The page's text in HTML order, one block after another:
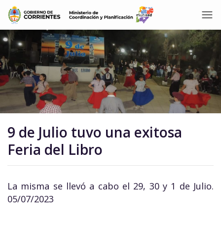
9 de Julio tuvo una exitosa
Feria del Libro
La misma se llevó a cabo el 29, 30 y 1 de Julio.
05/07/2023